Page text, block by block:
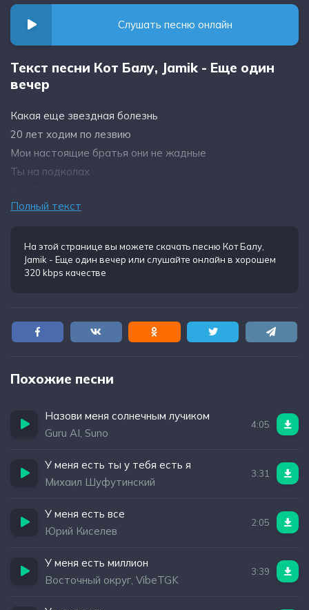
Слушать песню онлайн
Текст песни Кот Балу, Jamik - Еще один
вечер
Какая еще звездная болезнь
20 лет ходим по лезвию
Мои настоящие братья они не жадные
Ты на подколах
Азота закись
У меня есть глаза
Но всюду камеры
Полный текст
На этой странице вы можете скачать песню Кот Балу,
Jamik - Еще один вечер или слушайте онлайн в хорошем
320 kbps качестве
Похожие песни
Назови меня солнечным лучиком
Guru AI, Suno
4:05
У меня есть ты у тебя есть я
Михаил Шуфутинский
3:31
У меня есть все
Юрий Киселев
2:05
У меня есть миллион
Восточный округ, VibeTGK
3:39